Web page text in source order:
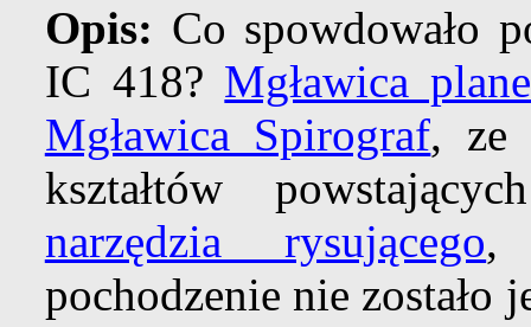
Opis: Co spowdowało
IC 418? Mgławica
Mgławica Spirograf, ze
kształtów
narzędzia rysującego,
pochodzenie nie zostało